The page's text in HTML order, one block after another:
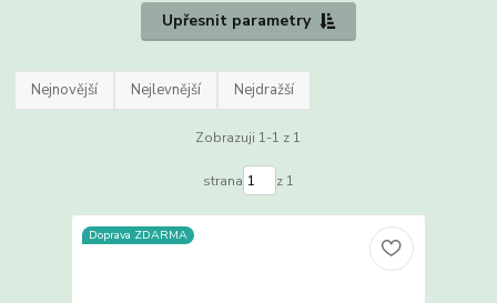
Upřesnit parametry
Nejnovější Nejlevnější Nejdražší
Zobrazuji 1-1 z 1
strana z 1
Doprava ZDARMA